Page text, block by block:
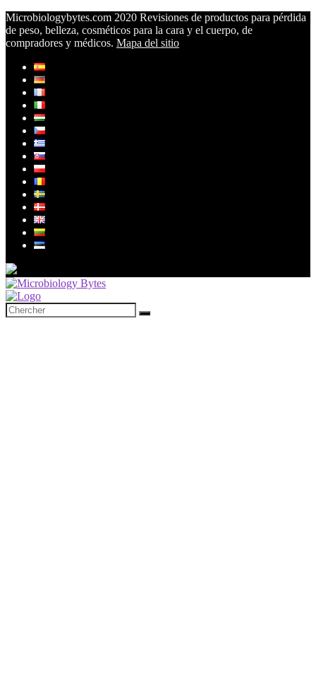
Microbiologybytes.com 2020 Revisiones de productos para pérdida
de peso, belleza, cosméticos para la cara y el cuerpo, de
compradores y médicos. Mapa del sitio